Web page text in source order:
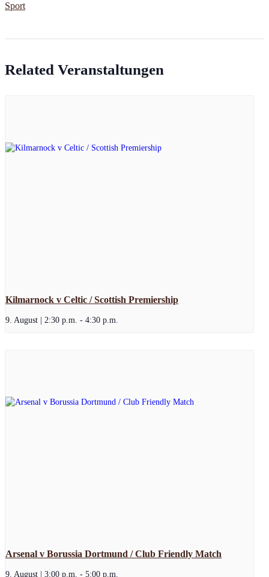
Sport
Related Veranstaltungen
Kilmarnock v Celtic / Scottish Premiership
9. August | 2:30 p.m. - 4:30 p.m.
Arsenal v Borussia Dortmund / Club Friendly Match
9. August | 3:00 p.m. - 5:00 p.m.